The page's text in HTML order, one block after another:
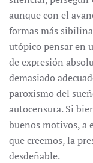
aunque con el
formas más
utópico pensar en
de expresión
demasiado
paroxismo del
autocensura. Si
buenos motivos, a
que creemos, la
desdeñable.